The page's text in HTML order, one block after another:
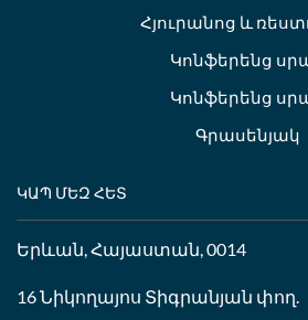
Հյուրանոց և
Կոնֆերենց
Կոնֆերենց
Գրասենյակ
ԿԱՊ ՄԵԶ ՀԵՏ
Երևան, Հայաստան, 0014
16 Նիկողայոս Տիգրանյան փող.